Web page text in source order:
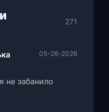
271
05-26-2026
не забанило